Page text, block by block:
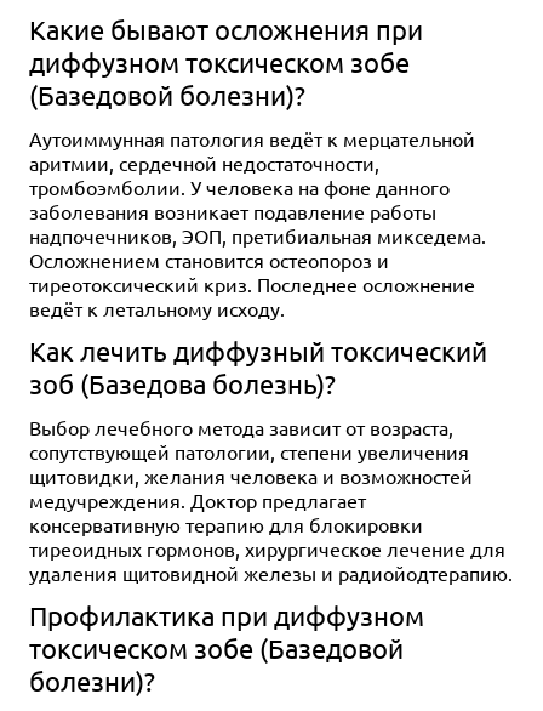
Какие бывают осложнения при
диффузном токсическом зобе
(Базедовой болезни)?
Аутоиммунная патология ведёт к мерцательной
аритмии, сердечной недостаточности,
тромбоэмболии. У человека на фоне данного
заболевания возникает подавление работы
надпочечников, ЭОП, претибиальная микседема.
Осложнением становится остеопороз и
тиреотоксический криз. Последнее осложнение
ведёт к летальному исходу.
Как лечить диффузный токсический
зоб (Базедова болезнь)?
Выбор лечебного метода зависит от возраста,
сопутствующей патологии, степени увеличения
щитовидки, желания человека и возможностей
медучреждения. Доктор предлагает
консервативную терапию для блокировки
тиреоидных гормонов, хирургическое лечение для
удаления щитовидной железы и радиойодтерапию.
Профилактика при диффузном
токсическом зобе (Базедовой
болезни)?